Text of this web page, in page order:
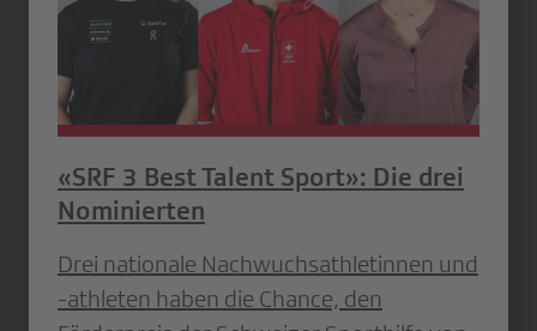
«SRF 3 Best Talent Sport»: Die drei
Nominierten
Drei nationale Nachwuchsathletinnen und
-athleten haben die Chance, den